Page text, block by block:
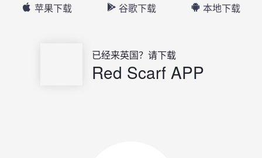
苹果下载 谷歌下载 本地下载
已经来英国？请下载
Red Scarf APP